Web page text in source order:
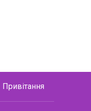
Привітання